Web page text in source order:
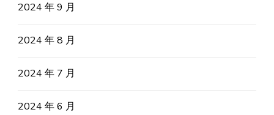
2024 年 9 月
2024 年 8 月
2024 年 7 月
2024 年 6 月